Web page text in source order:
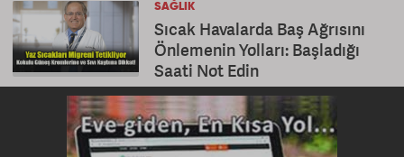
SAĞLIK
Sıcak Havalarda Baş Ağrısını
Önlemenin Yolları: Başladığı
Saati Not Edin